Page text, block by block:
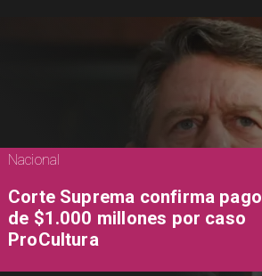
Nacional
Corte Suprema confirma pago
de $1.000 millones por caso
ProCultura